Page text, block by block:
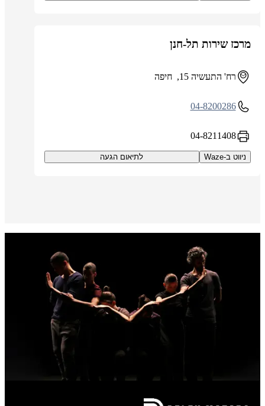
מרכז שירות תל-חנן
רח' התעשיה 15, חיפה
04-8200286
04-8211408
ניווט ב-Waze לתיאום הגעה